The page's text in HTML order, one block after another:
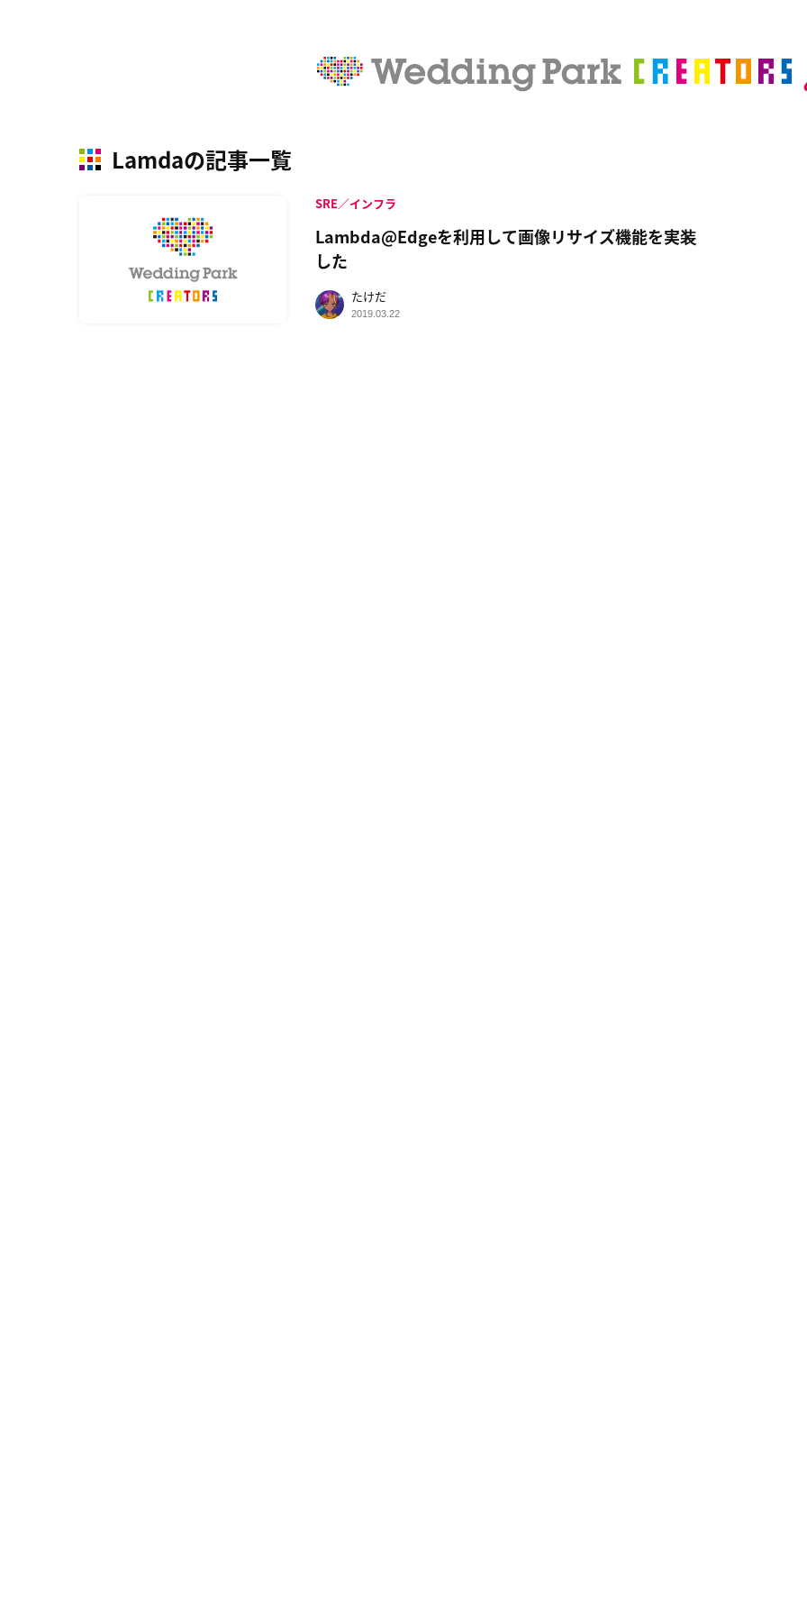
Lamdaの記事一覧
Lambda@Edgeを利用して画像リサイズ機能を実装
した
SRE／インフラ
たけだ
2019.03.22